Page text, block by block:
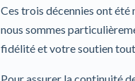
Ces trois décennies ont
nous sommes
fidélité et votre soutien
Pour assurer la continuité